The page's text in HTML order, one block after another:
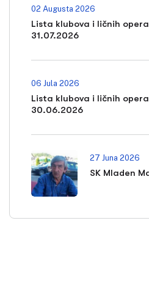
02 Augusta 2026
Lista klubova i ličnih
31.07.2026
06 Jula 2026
Lista klubova i ličnih
30.06.2026
27 Juna 2026
SK Mladen